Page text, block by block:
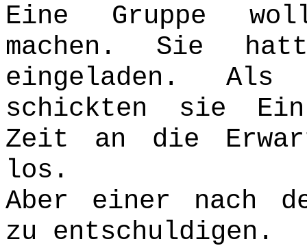
Eine Gruppe
machen. Sie
eingeladen. Als
schickten sie
Zeit an die
los.
Aber einer nach
zu entschuldigen.